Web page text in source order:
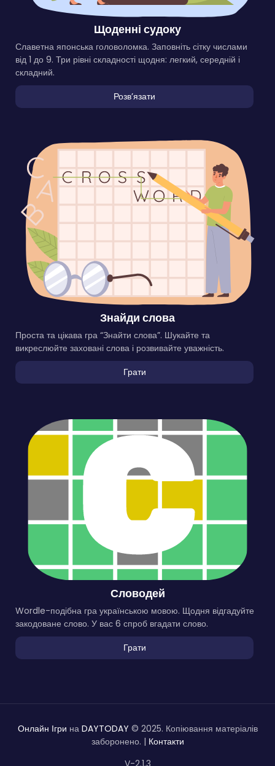
Щоденні судоку
Славетна японська головоломка. Заповніть сітку числами
від 1 до 9. Три рівні складності щодня: легкий, середній і
складний.
Розвʼязати
Знайди слова
Проста та цікава гра “Знайти слова”. Шукайте та
викреслюйте заховані слова і розвивайте уважність.
Грати
Словодей
Wordle-подібна гра українською мовою. Щодня відгадуйте
закодоване слово. У вас 6 спроб вгадати слово.
Грати
Онлайн Ігри на DAYTODAY © 2025. Копіювання матеріалів
заборонено. | Контакти